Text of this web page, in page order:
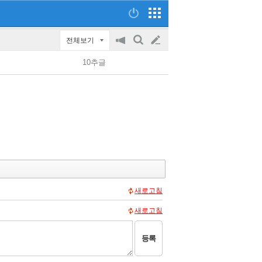
전체보기
공
on/off
검
글
쓰
10추글
새로고침
새로고침
등록